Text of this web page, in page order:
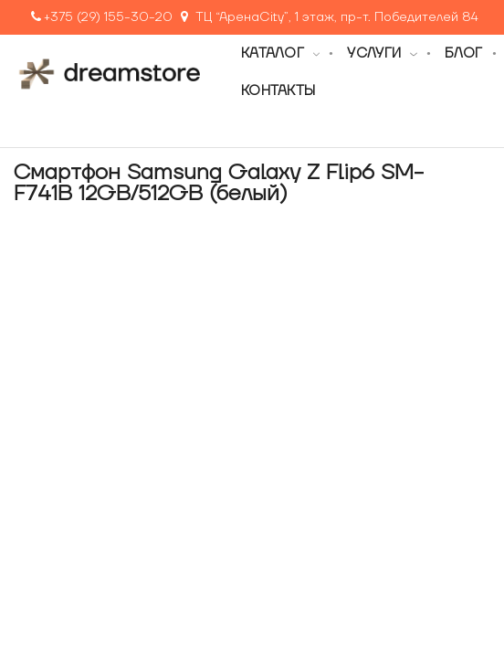
+375 (29) 155-30-20 ТЦ “АренаCity”, 1 этаж, пр-т. Победителей 84
КАТАЛОГ УСЛУГИ БЛОГ
КОНТАКТЫ
Смартфон Samsung Galaxy Z Flip6 SM-
F741B 12GB/512GB (белый)